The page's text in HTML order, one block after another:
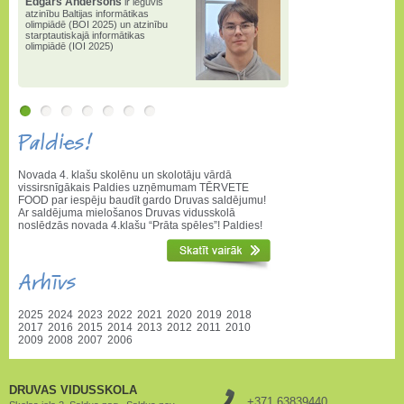
atzinību Baltijas informātikas
olimpiādē (BOI 2025) un atzinību
starptautiskajā informātikas
olimpiādē (IOI 2025)
Paldies!
Novada 4. klašu skolēnu un skolotāju vārdā
vissirsnīgākais Paldies uzņēmumam TĒRVETE
FOOD par iespēju baudīt gardo Druvas saldējumu!
Ar saldējuma mielošanos Druvas vidusskolā
noslēdzās novada 4.klašu “Prāta spēles”! Paldies!
Arhīvs
2025 2024 2023 2022 2021 2020 2019 2018
2017 2016 2015 2014 2013 2012 2011 2010
2009 2008 2007 2006
DRUVAS VIDUSSKOLA